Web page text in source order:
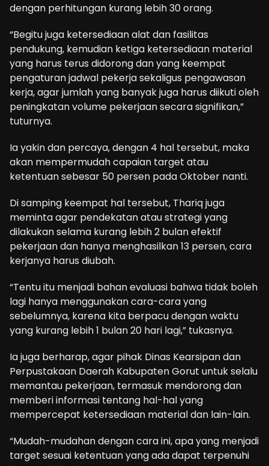
dengan perhitungan kurang lebih 30 orang.
“Begitu juga ketersediaan alat dan fasilitas
pendukung, kemudian ketiga ketersediaan material
yang harus terus didorong dan yang keempat
pengaturan jadwal pekerja sekaligus pengawasan
kerja, agar jumlah yang banyak juga harus diikuti oleh
peningkatan volume pekerjaan secara signifikan,”
tuturnya.
Ia yakin dan percaya, dengan 4 hal tersebut, maka
akan mempermudah capaian target atau
ketentuan sebesar 50 persen pada Oktober nanti.
Di samping keempat hal tersebut, Thariq juga
meminta agar pendekatan atau strategi yang
dilakukan selama kurang lebih 2 bulan efektif
pekerjaan dan hanya menghasilkan 13 persen, cara
kerjanya harus diubah.
“Tentu itu menjadi bahan evaluasi bahwa tidak boleh
lagi hanya menggunakan cara-cara yang
sebelumnya, karena kita berpacu dengan waktu
yang kurang lebih 1 bulan 20 hari lagi,” tukasnya.
Ia juga berharap, agar pihak Dinas Kearsipan dan
Perpustakaan Daerah Kabupaten Gorut untuk selalu
memantau pekerjaan, termasuk mendorong dan
memberi informasi tentang hal-hal yang
mempercepat ketersediaan material dan lain-lain.
“Mudah-mudahan dengan cara ini, apa yang menjadi
target sesuai ketentuan yang ada dapat terpenuhi